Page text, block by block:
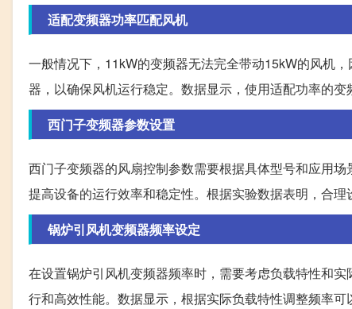
适配变频器功率匹配风机
一般情况下，11kW的变频器无法完全带动15kW的风机
器，以确保风机运行稳定。数据显示，使用适配功率的
西门子变频器参数设置
西门子变频器的风扇控制参数需要根据具体型号和应用
提高设备的运行效率和稳定性。根据实验数据表明，合
锅炉引风机变频器频率设定
在设置锅炉引风机变频器频率时，需要考虑负载特性和
行和高效性能。数据显示，根据实际负载特性调整频率可